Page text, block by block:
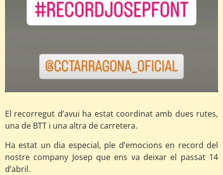
El recorregut d’avui ha estat coordinat amb dues rutes,
una de BTT i una altra de carretera.
Ha estat un dia especial, ple d’emocions en record del
nostre company Josep que ens va deixar el passat 14
d’abril.